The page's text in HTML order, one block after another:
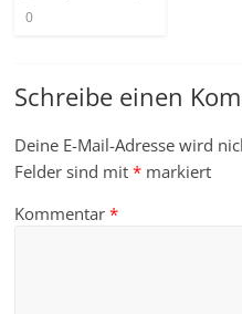
0
Schreibe einen
Deine E-Mail-Adresse wird
Felder sind mit* markiert
Kommentar*